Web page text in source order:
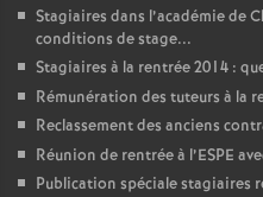
Stagiaires dans l’académie de
conditions de stage...
Stagiaires à la rentrée 2014 :
Rémunération des tuteurs à la
Reclassement des anciens
Réunion de rentrée à l’ESPE
Publication spéciale stagiaires